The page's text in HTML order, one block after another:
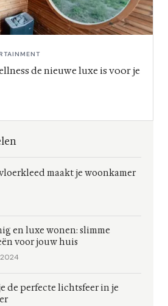
de nieuwe luxe is voor je
maakt je woonkamer
en luxe wonen: slimme
voor jouw huis
de perfecte lichtsfeer in je